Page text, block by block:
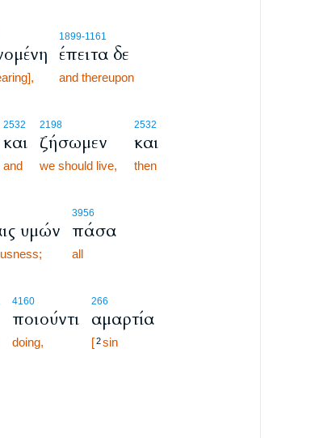
1899-1161
έπειτα δε
and thereupon
2532
και
and
2198
ζήσωμεν
we should live,
2532
και
then
υμών
3956
πάσα
all
4160
ποιούντι
doing,
266
αμαρτία
[ 2 sin